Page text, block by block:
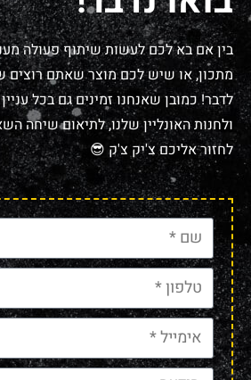
בין אם בא לכם לעשות שיתוף פעולה
מתכון, או שיש לכם מוצר שאתם
לדבר! כמובן שאנחנו זמינים גם בכל
ולחנות האונליין שלנו, לתיאום שיחה
לחזור אליכם צ'יק צ'ק 😎